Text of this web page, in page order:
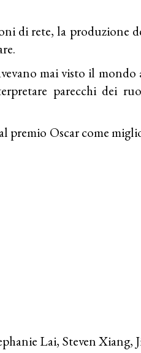
di rete, la produzione
mai visto il mondo
parecchi dei
premio Oscar come
Lai, Steven Xiang,